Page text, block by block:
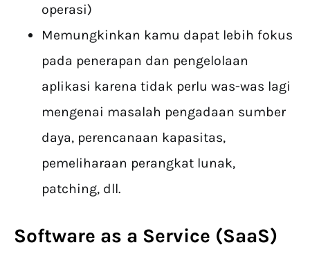
operasi)
Memungkinkan kamu dapat lebih fokus
pada penerapan dan pengelolaan
aplikasi karena tidak perlu was-was lagi
mengenai masalah pengadaan sumber
daya, perencanaan kapasitas,
pemeliharaan perangkat lunak,
patching, dll.
Software as a Service (SaaS)